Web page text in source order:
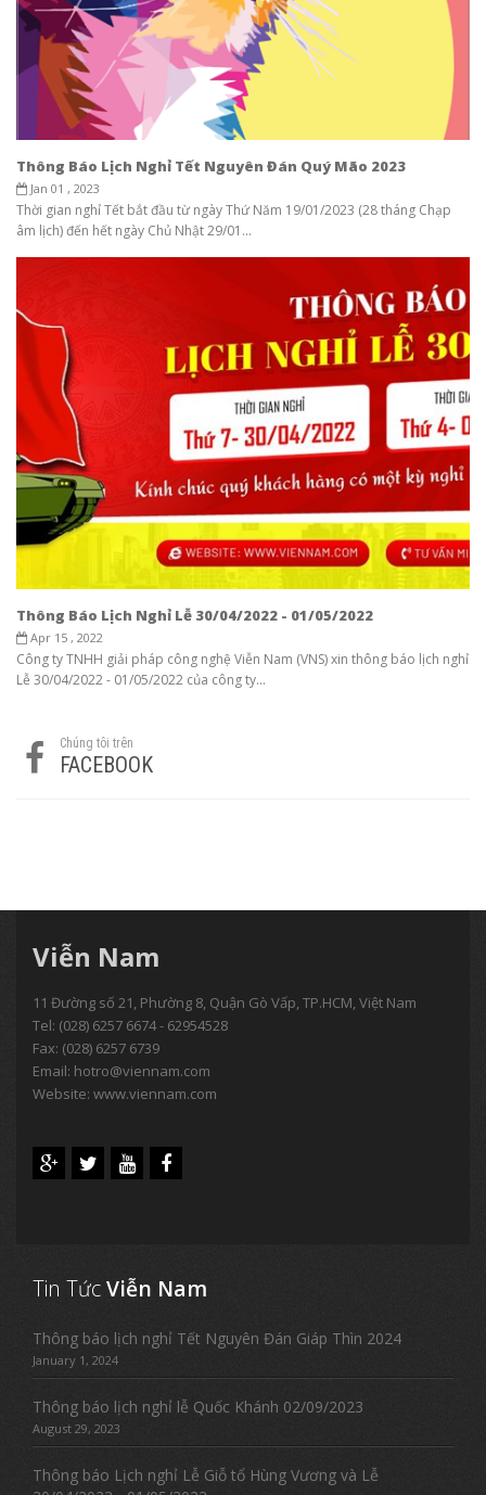
Thông Báo Lịch Nghỉ Tết Nguyên Đán Quý Mão 2023
Jan 01 , 2023
Thời gian nghỉ Tết bắt đầu từ ngày Thứ Năm 19/01/2023 (28 tháng Chạp
âm lịch) đến hết ngày Chủ Nhật 29/01...
Thông Báo Lịch Nghỉ Lễ 30/04/2022 - 01/05/2022
Apr 15 , 2022
Công ty TNHH giải pháp công nghệ Viễn Nam (VNS) xin thông báo lịch nghỉ
Lễ 30/04/2022 - 01/05/2022 của công ty...
Chúng tôi trên
FACEBOOK
Viễn Nam
11 Đường số 21, Phường 8, Quận Gò Vấp, TP.HCM, Việt Nam
Tel: (028) 6257 6674 - 62954528
Fax: (028) 6257 6739
Email: hotro@viennam.com
Website: www.viennam.com
Tin TứcViễn Nam
Thông báo lịch nghỉ Tết Nguyên Đán Giáp Thìn 2024
January 1, 2024
Thông báo lịch nghỉ lễ Quốc Khánh 02/09/2023
August 29, 2023
Thông báo Lịch nghỉ Lễ Giỗ tổ Hùng Vương và Lễ